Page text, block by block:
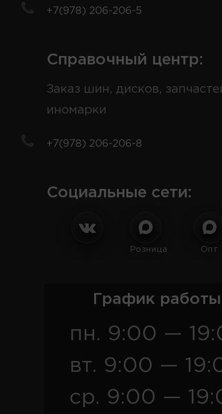
+7(978) 206-206-5
Справочный центр:
Заказ шин, дисков,
иномарки
+7(978) 206-206-8
Социальные сети:
Розница Опт
График
пн. 9:00 —
вт. 9:00 —
ср. 9:00 —